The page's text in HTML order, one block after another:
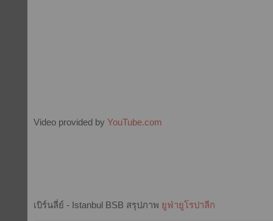
Video provided by YouTube.com
เบิร์นลี่ย์ - Istanbul BSB สรุปภาพ ยูฟ่ายูโรปาลีก